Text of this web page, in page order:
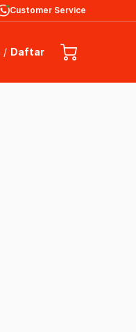
Customer Service
/ Daftar